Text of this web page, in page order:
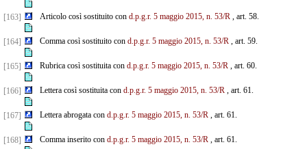
[163] Articolo così sostituito con d.p.g.r. 5 maggio 2015, n. 53/R, art. 58.
[164] Comma così sostituito con d.p.g.r. 5 maggio 2015, n. 53/R, art. 59.
[165] Rubrica così sostituita con d.p.g.r. 5 maggio 2015, n. 53/R, art. 60.
[166] Lettera così sostituita con d.p.g.r. 5 maggio 2015, n. 53/R, art. 61.
[167] Lettera abrogata con d.p.g.r. 5 maggio 2015, n. 53/R, art. 61.
[168] Comma inserito con d.p.g.r. 5 maggio 2015, n. 53/R, art. 61.